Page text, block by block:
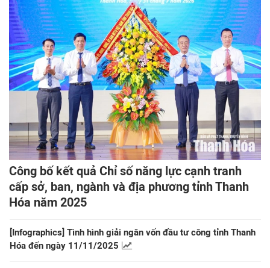
Công bố kết quả Chỉ số năng lực cạnh tranh
cấp sở, ban, ngành và địa phương tỉnh Thanh
Hóa năm 2025
[Infographics] Tình hình giải ngân vốn đầu tư công tỉnh Thanh
Hóa đến ngày 11/11/2025